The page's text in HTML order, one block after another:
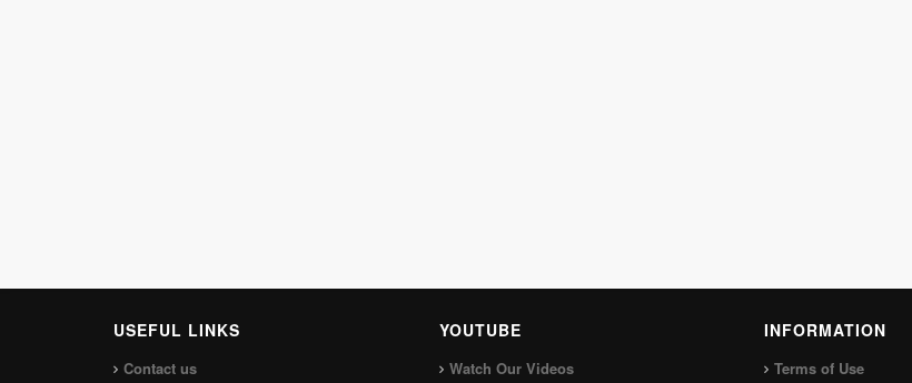
USEFUL LINKS
Contact us
YOUTUBE
Watch Our Videos
INFORMATION
Terms of Use